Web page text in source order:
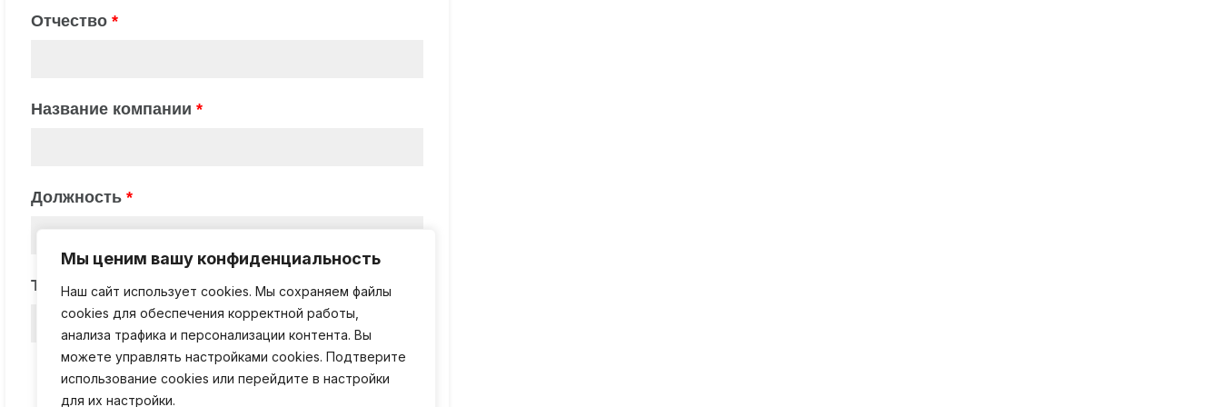
Мы ценим вашу конфиденциальность
Наш сайт использует cookies. Мы сохраняем файлы
cookies для обеспечения корректной работы,
анализа трафика и персонализации контента. Вы
можете управлять настройками cookies. Подтверите
использование cookies или перейдите в настройки
для их настройки.